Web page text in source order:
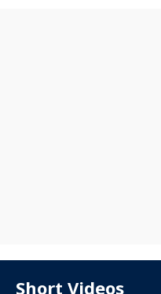
Short Videos